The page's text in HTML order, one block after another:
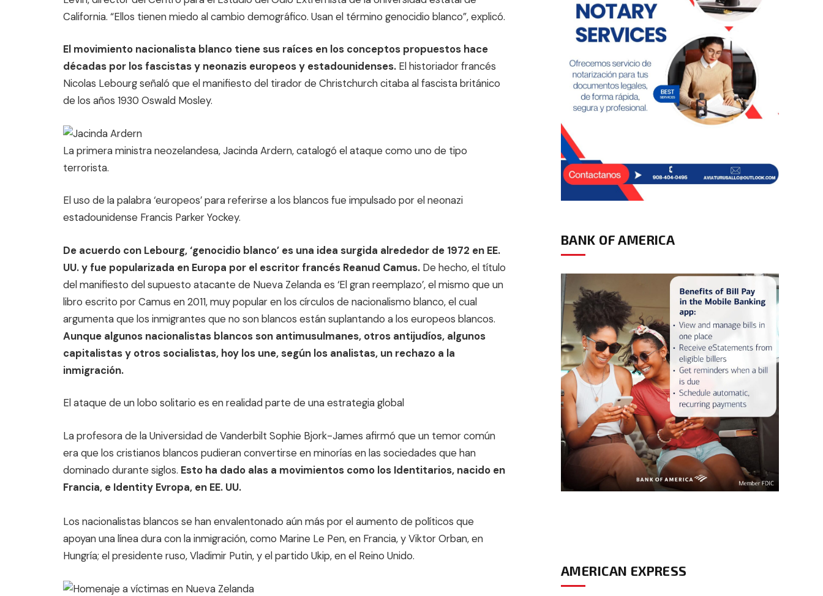
California. “Ellos tienen miedo al cambio demográfico. Usan el término genocidio blanco”, explicó.
El movimiento nacionalista blanco tiene sus raíces en los conceptos propuestos hace
décadas por los fascistas y neonazis europeos y estadounidenses. El historiador francés
Nicolas Lebourg señaló que el manifiesto del tirador de Christchurch citaba al fascista británico
de los años 1930 Oswald Mosley.
La primera ministra neozelandesa, Jacinda Ardern, catalogó el ataque como uno de tipo
terrorista.
El uso de la palabra ‘europeos’ para referirse a los blancos fue impulsado por el neonazi
estadounidense Francis Parker Yockey.
De acuerdo con Lebourg, ‘genocidio blanco’ es una idea surgida alrededor de 1972 en EE.
UU. y fue popularizada en Europa por el escritor francés Reanud Camus. De hecho, el título
del manifiesto del supuesto atacante de Nueva Zelanda es ‘El gran reemplazo’, el mismo que un
libro escrito por Camus en 2011, muy popular en los círculos de nacionalismo blanco, el cual
argumenta que los inmigrantes que no son blancos están suplantando a los europeos blancos.
Aunque algunos nacionalistas blancos son antimusulmanes, otros antijudíos, algunos
capitalistas y otros socialistas, hoy los une, según los analistas, un rechazo a la
inmigración.
El ataque de un lobo solitario es en realidad parte de una estrategia global
La profesora de la Universidad de Vanderbilt Sophie Bjork-James afirmó que un temor común
era que los cristianos blancos pudieran convertirse en minorías en las sociedades que han
dominado durante siglos. Esto ha dado alas a movimientos como los Identitarios, nacido en
Francia, e Identity Evropa, en EE. UU.
Los nacionalistas blancos se han envalentonado aún más por el aumento de políticos que
apoyan una línea dura con la inmigración, como Marine Le Pen, en Francia, y Viktor Orban, en
Hungría; el presidente ruso, Vladimir Putin, y el partido Ukip, en el Reino Unido.
BANK OF AMERICA
AMERICAN EXPRESS